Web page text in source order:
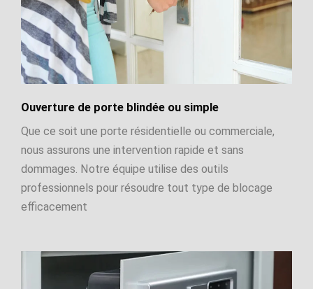
Ouverture de porte blindée ou simple
Que ce soit une porte résidentielle ou commerciale,
nous assurons une intervention rapide et sans
dommages. Notre équipe utilise des outils
professionnels pour résoudre tout type de blocage
efficacement